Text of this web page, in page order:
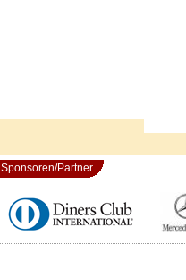
Sponsoren/Partner